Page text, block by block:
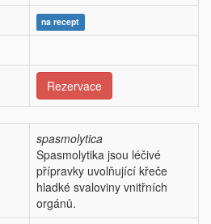
na recept
Rezervace
spasmolytica
Spasmolytika jsou léčivé
přípravky uvolňující křeče
hladké svaloviny vnitřních
orgánů.